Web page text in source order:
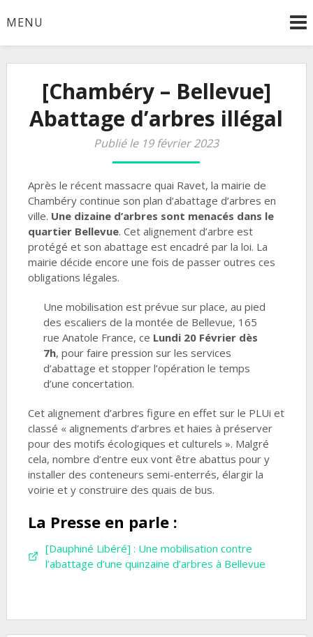
toMENU
[Chambéry – Bellevue]
Abattage d’arbres illégal
Publié le 19 février 2023
Après le récent massacre quai Ravet, la mairie de
Chambéry continue son plan d’abattage d’arbres en
ville. Une dizaine d’arbres sont menacés dans le
quartier Bellevue. Cet alignement d’arbre est
protégé et son abattage est encadré par la loi. La
mairie décide encore une fois de passer outres ces
obligations légales.
Une mobilisation est prévue sur place, au pied
des escaliers de la montée de Bellevue, 165
rue Anatole France, ce Lundi 20 Février dès
7h, pour faire pression sur les services
d’abattage et stopper l’opération le temps
d’une concertation.
Cet alignement d’arbres figure en effet sur le PLUi et
classé « alignements d’arbres et haies à préserver
pour des motifs écologiques et culturels ». Malgré
cela, nombre d’entre eux vont être abattus pour y
installer des conteneurs semi-enterrés, élargir la
voirie et y construire des quais de bus.
La Presse en parle :
[Dauphiné Libéré] : Une mobilisation contre
l’abattage d’une quinzaine d’arbres à Bellevue